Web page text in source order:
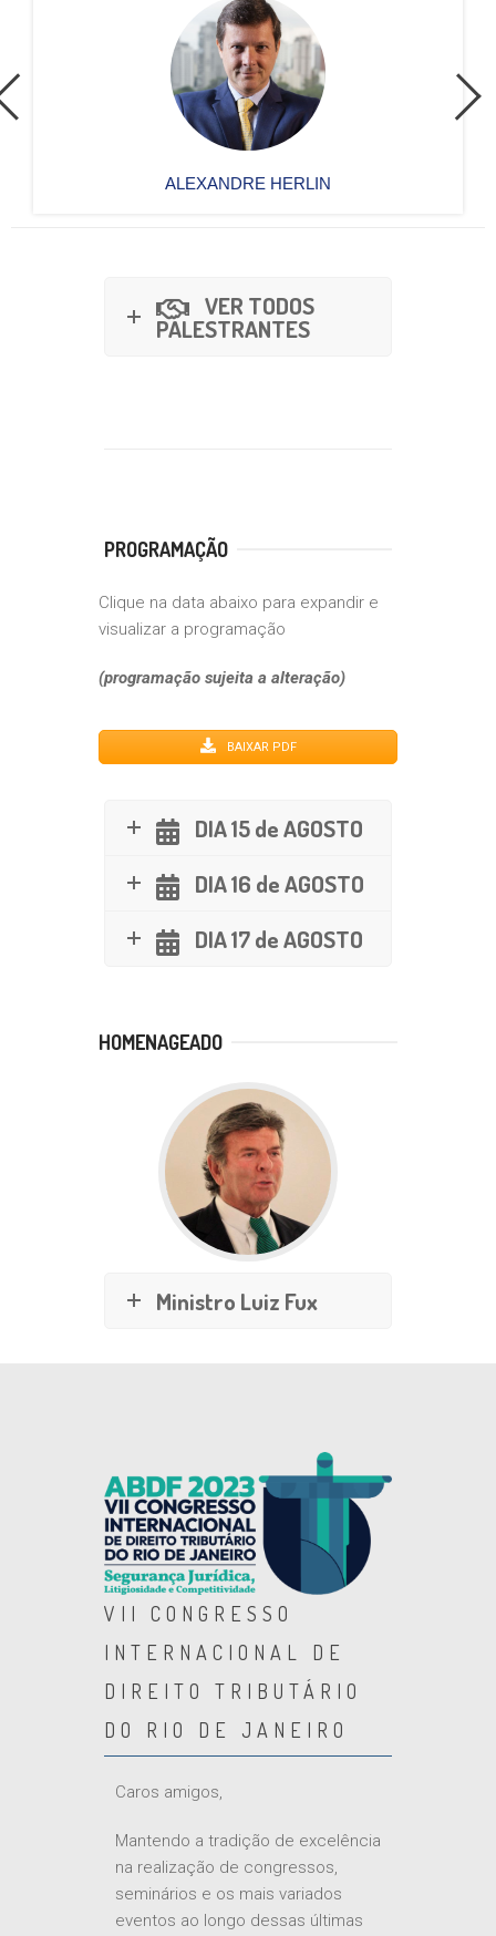
ALEXANDRE HERLIN
VER TODOS
PALESTRANTES
PROGRAMAÇÃO
Clique na data abaixo para expandir e
visualizar a programação
(programação sujeita a alteração)
BAIXAR PDF
DIA 15 de AGOSTO
DIA 16 de AGOSTO
DIA 17 de AGOSTO
HOMENAGEADO
Ministro Luiz Fux
VII CONGRESSO
INTERNACIONAL DE
DIREITO TRIBUTÁRIO
DO RIO DE JANEIRO
Caros amigos,
Mantendo a tradição de excelência
na realização de congressos,
seminários e os mais variados
eventos ao longo dessas últimas